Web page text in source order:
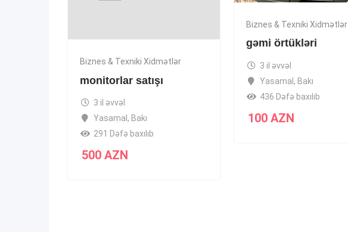
Biznes & Texniki Xidmətlər
monitorlar satışı
3 il əvvəl
Yasamal , Bakı
291 Dəfə baxılıb
500 AZN
Biznes & Texniki Xidmətlər
gəmi örtükləri
3 il əvvəl
Yasamal , Bakı
436 Dəfə baxılıb
100AZN